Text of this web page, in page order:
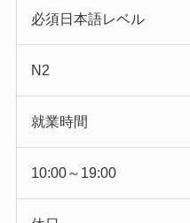
必須日本語レベル
N2
就業時間
10:00～19:00